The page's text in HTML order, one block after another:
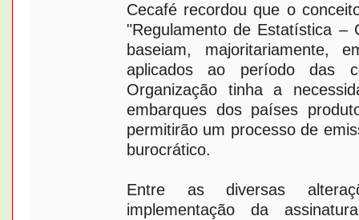
Cecafé recordou que o
"Regulamento de Estatística –
baseiam, majoritariamente,
aplicados ao período das
Organização tinha a
embarques dos países
permitirão um processo de
burocrático.
Entre as diversas
implementação da